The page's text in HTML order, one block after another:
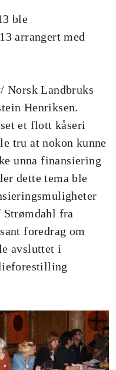
ble
arrangert med
Norsk Landbruks
Henriksen.
et flott kåseri
tru at nokon kunne
unna finansiering
dette tema ble
fra
foredrag om
avsluttet i